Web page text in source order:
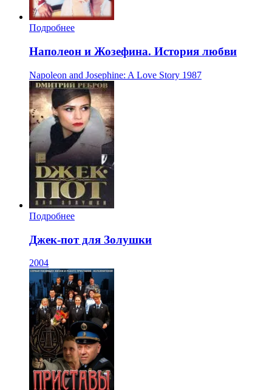
Подробнее
Наполеон и Жозефина. История любви
Napoleon and Josephine: A Love Story 1987
Подробнее
Джек-пот для Золушки
2004